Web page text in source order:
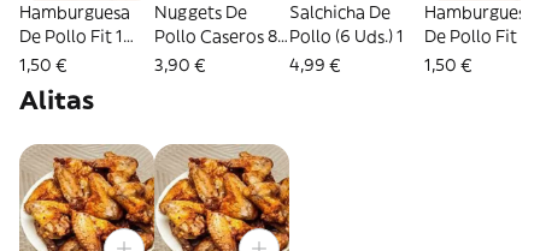
Hamburguesa
De Pollo Fit 1
Unidad
1,50 €
Nuggets De
Pollo Caseros 8
Unidades
3,90 €
Salchicha De
Pollo (6 Uds.) 1
4,99 €
Hamburguesa
De Pollo Fit
1 Unidad
1,50 €
Alitas